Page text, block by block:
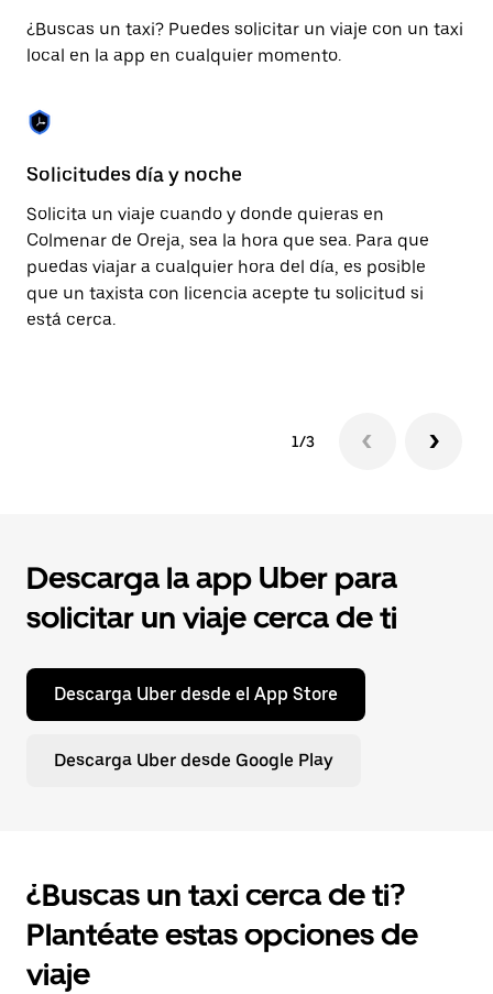
¿Buscas un taxi? Puedes solicitar un viaje con un taxi
local en la app en cualquier momento.
Solicitudes día y noche
Solicita un viaje cuando y donde quieras en
Colmenar de Oreja, sea la hora que sea. Para que
puedas viajar a cualquier hora del día, es posible
que un taxista con licencia acepte tu solicitud si
está cerca.
1/3
Descarga la app Uber para
solicitar un viaje cerca de ti
Descarga Uber desde el App Store
Descarga Uber desde Google Play
¿Buscas un taxi cerca de ti?
Plantéate estas opciones de
viaje